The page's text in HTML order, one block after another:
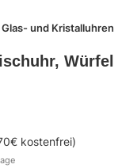
Glas- und Kristalluhren
Würfel
kostenfrei)